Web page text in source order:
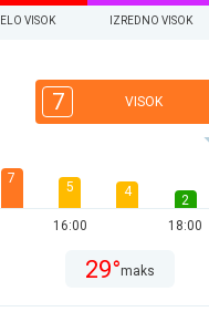
VISOK IZREDNO VISOK
7 VISOK
7
5
16:00
4
2
18:00
29°maks